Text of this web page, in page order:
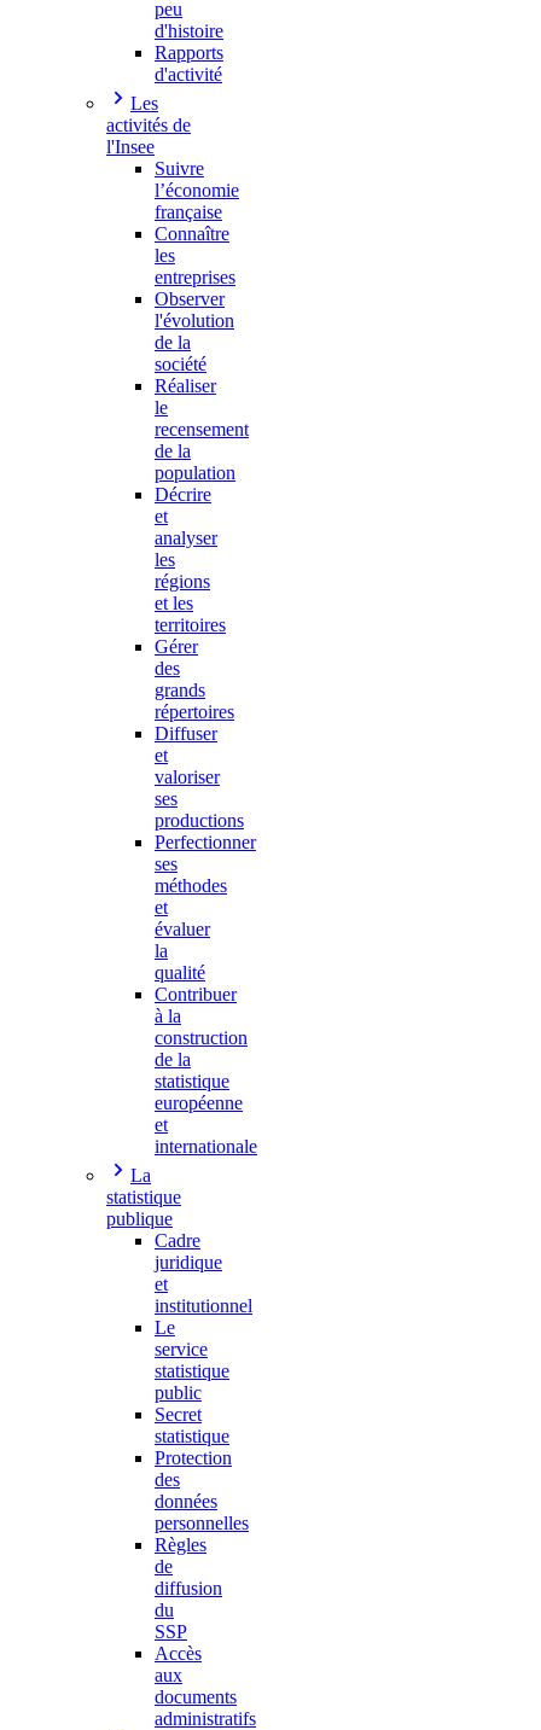
peu
d'histoire
Rapports
d'activité
Les
activités de
l'Insee
Suivre
l’économie
française
Connaître
les
entreprises
Observer
l'évolution
de la
société
Réaliser
le
recensement
de la
population
Décrire
et
analyser
les
régions
et les
territoires
Gérer
des
grands
répertoires
Diffuser
et
valoriser
ses
productions
Perfectionner
ses
méthodes
et
évaluer
la
qualité
Contribuer
à la
construction
de la
statistique
européenne
et
internationale
La
statistique
publique
Cadre
juridique
et
institutionnel
Le
service
statistique
public
Secret
statistique
Protection
des
données
personnelles
Règles
de
diffusion
du
SSP
Accès
aux
documents
administratifs